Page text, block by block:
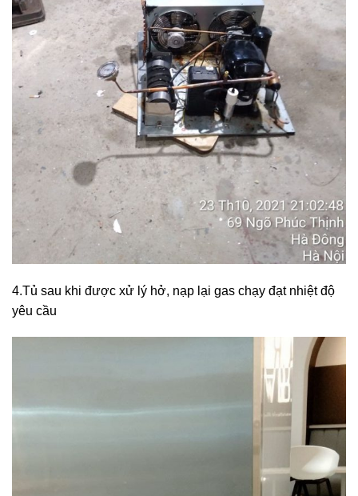
4.Tủ sau khi được xử lý hở, nạp lại gas chạy đạt nhiệt độ
yêu cầu